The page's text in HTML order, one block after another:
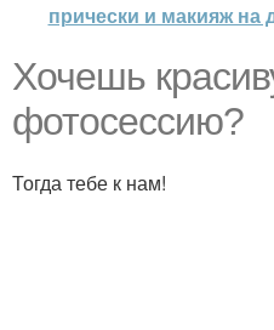
прически и макияж на
Хочешь
фотосессию?
Тогда тебе к нам!